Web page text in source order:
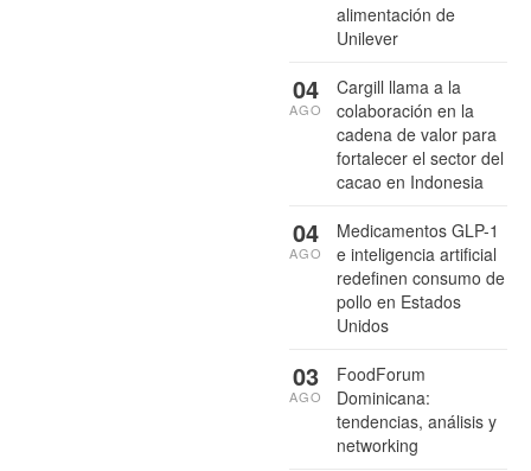
alimentación de
Unilever
Cargill llama a la
colaboración en la
cadena de valor para
fortalecer el sector del
cacao en Indonesia
04
AGO
Medicamentos GLP-1
e inteligencia artificial
redefinen consumo de
pollo en Estados
Unidos
04
AGO
FoodForum
Dominicana:
tendencias, análisis y
networking
03
AGO